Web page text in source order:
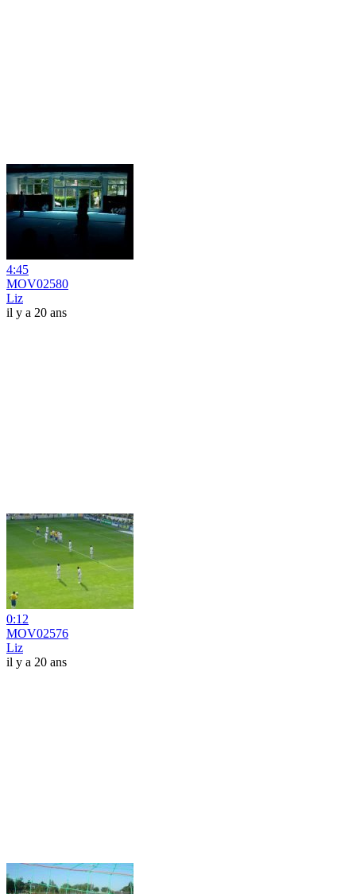
4:45
MOV02580
Liz
il y a 20 ans
0:12
MOV02576
Liz
il y a 20 ans